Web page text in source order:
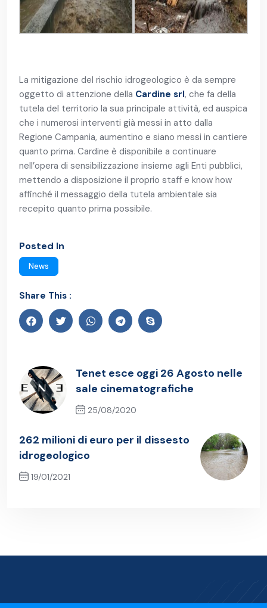
La mitigazione del rischio idrogeologico è da sempre
oggetto di attenzione della Cardine srl, che fa della
tutela del territorio la sua principale attività, ed auspica
che i numerosi interventi già messi in atto dalla
Regione Campania, aumentino e siano messi in cantiere
quanto prima. Cardine è disponibile a continuare
nell’opera di sensibilizzazione insieme agli Enti pubblici,
mettendo a disposizione il proprio staff e know how
affinché il messaggio della tutela ambientale sia
recepito quanto prima possibile.
Posted In
News
Share This :
Tenet esce oggi 26 Agosto nelle
sale cinematografiche
25/08/2020
262 milioni di euro per il dissesto
idrogeologico
19/01/2021